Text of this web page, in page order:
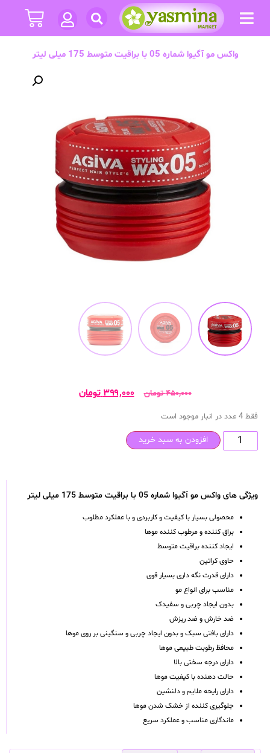
ویژگی های واکس مو آگیوا شماره 05 با براقیت متوسط 175 میلی لیتر
محصولی بسیار با کیفیت و کاربردی و با عملکرد مطلوب
براق کننده و مرطوب کننده موها
ایجاد کننده براقیت متوسط
حاوی کراتین
دارای قدرت نگه داری بسیار قوی
مناسب برای انواع مو
بدون ایجاد چربی و سفیدک
ضد خارش و ضد ریزش
دارای بافتی سبک و بدون ایجاد چربی و سنگینی بر روی موها
محافظ رطوبت طبیعی موها
دارای درجه سختی بالا
حالت دهنده با کیفیت موها
دارای رایحه ملایم و دلنشین
جلوگیری کننده از خشک شدن موها
ماندگاری مناسب و عملکرد سریع
واکس مو آگیوا شماره 05 با براقیت متوسط 175 میلی لیتر
۴۵۰,۰۰۰ تومان ۳۹۹,۰۰۰تومان
فقط 4 عدد در انبار موجود است
افزودن به سبد خرید